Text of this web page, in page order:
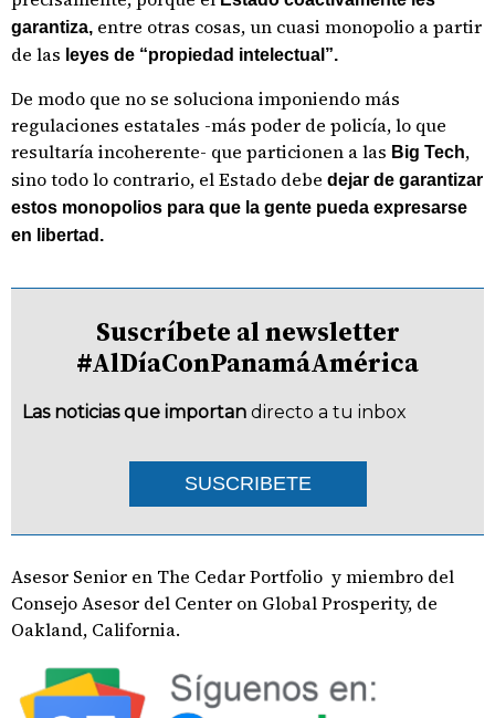
garantiza, entre otras cosas, un cuasi monopolio a partir
de las leyes de “propiedad intelectual”.
De modo que no se soluciona imponiendo más
regulaciones estatales -más poder de policía, lo que
resultaría incoherente- que particionen a las Big Tech,
sino todo lo contrario, el Estado debe dejar de garantizar
estos monopolios para que la gente pueda expresarse
en libertad.
Suscríbete al newsletter
#AlDíaConPanamáAmérica
Las noticias que importan directo a tu inbox
SUSCRIBETE
Asesor Senior en The Cedar Portfolio y miembro del
Consejo Asesor del Center on Global Prosperity, de
Oakland, California.